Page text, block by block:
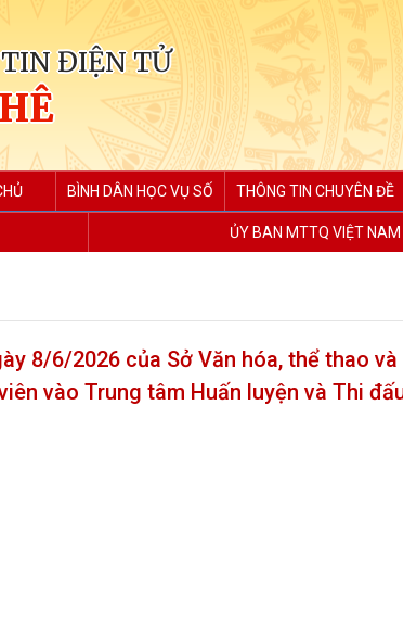
ĐIỆN TỬ
BÌNH DÂN HỌC VỤ SỐ THÔNG TIN CHUYÊN ĐỀ
ỦY BAN MTTQ VIỆT
8/6/2026 của Sở Văn hóa, thể thao
vào Trung tâm Huấn luyện và Thi